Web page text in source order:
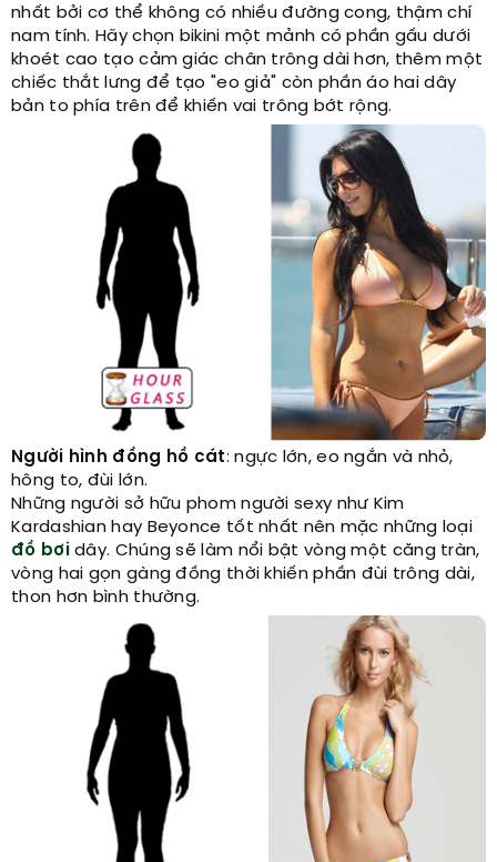
nhất bởi cơ thể không có nhiều đường cong, thậm chí
nam tính. Hãy chọn bikini một mảnh có phần gấu dưới
khoét cao tạo cảm giác chân trông dài hơn, thêm một
chiếc thắt lưng để tạo "eo giả" còn phần áo hai dây
bản to phía trên để khiến vai trông bớt rộng.
Người hình đồng hồ cát: ngực lớn, eo ngắn và nhỏ,
hông to, đùi lớn.
Những người sở hữu phom người sexy như Kim
Kardashian hay Beyonce tốt nhất nên mặc những loại
đồ bơidây. Chúng sẽ làm nổi bật vòng một căng tràn,
vòng hai gọn gàng đồng thời khiến phần đùi trông dài,
thon hơn bình thường.